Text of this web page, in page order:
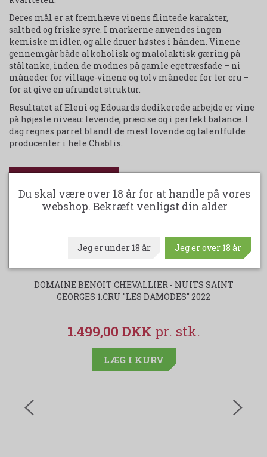
Deres mål er at fremhæve vinens flintede karakter,
salthed og friske syre. I markerne anvendes ingen
kemiske midler, og alle druer høstes i hånden. Vinene
gennemgår både alkoholisk og malolaktisk gæring på
ståltanke, inden de modnes på gamle egetræsfade – ni
måneder for village-vinene og tolv måneder for 1er cru –
for at give en afrundet struktur.
Resultatet af Eleni og Edouards dedikerede arbejde er vine
på højeste niveau: levende, præcise og i perfekt balance. I
dag regnes parret blandt de mest lovende og talentfulde
producenter i hele Chablis.
Udskriv produktark
DOMAINE BENOIT CHEVALLIER - NUITS SAINT
GEORGES 1.CRU "LES DAMODES" 2022
1.499,00 DKK
LÆG I KURV
Du skal være over 18 år for at handle på vores
webshop. Bekræft venligst din alder
Jeg er under 18 år Jeg er over 18 år